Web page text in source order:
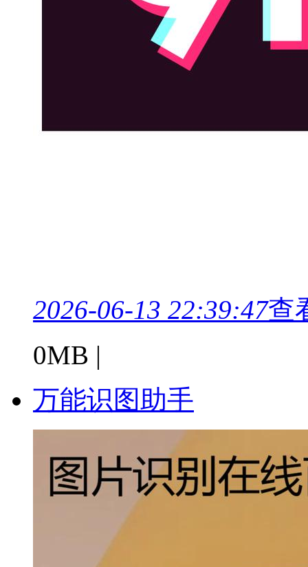
2026-06-13 22:39:47查
0MB |
万能识图助手